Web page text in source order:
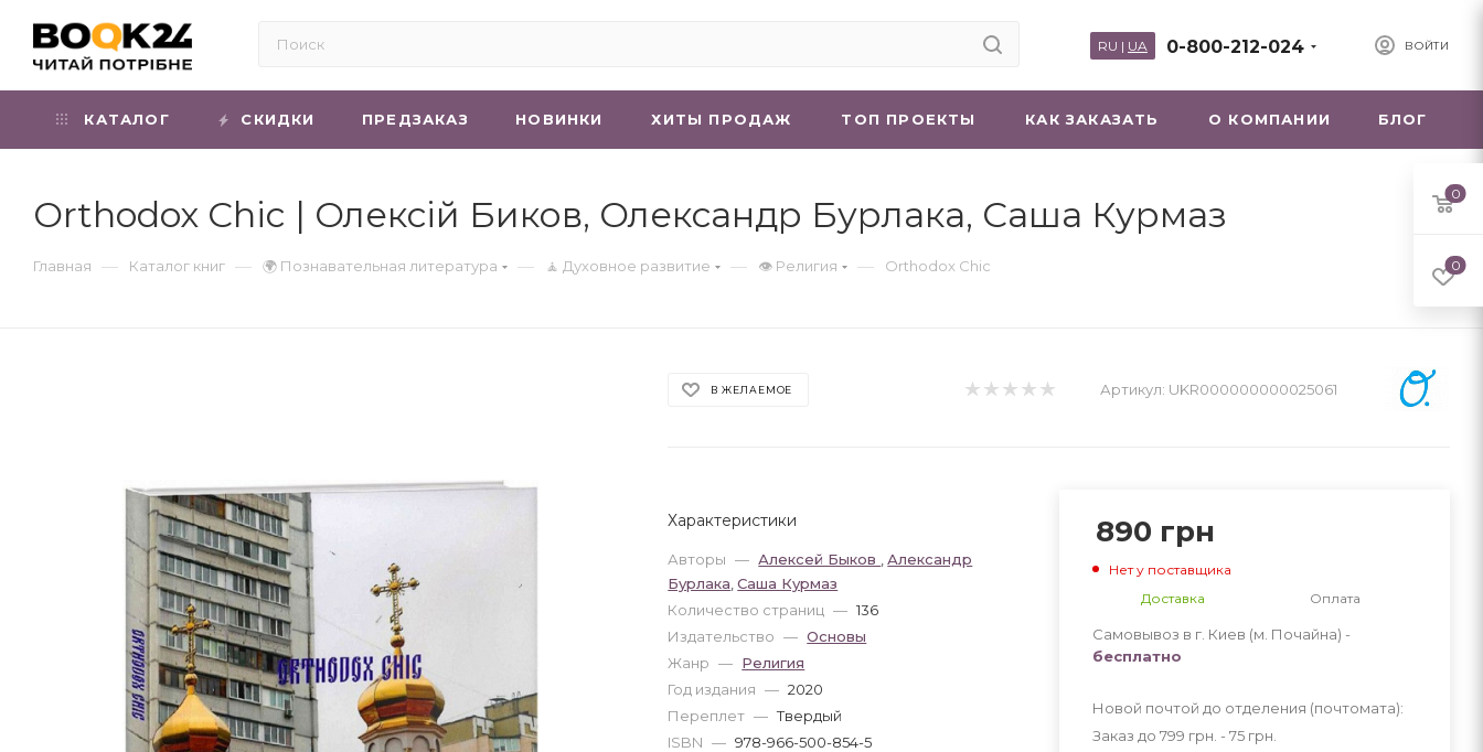
ВОЙТИ
0-800-212-024
RU | UA
КАТАЛОГ СКИДКИ ПРЕДЗАКАЗ НОВИНКИ ХИТЫ ПРОДАЖ ТОП ПРОЕКТЫ КАК ЗАКАЗАТЬ О КОМПАНИИ БЛОГ
Orthodox Chic | Олексій Биков, Олександр Бурлака, Саша Курмаз
Главная — Каталог книг — 🌍 Познавательная литература — 🧘 Духовное развитие — 👁 Религия — Orthodox Chic
В ЖЕЛАЕМОЕ Артикул: UKR000000000025061
Характеристики
Авторы — Алексей Быков ,Александр
Бурлака ,Саша Курмаз
Количество страниц — 136
Издательство — Основы
Жанр — Религия
Год издания — 2020
Переплет — Твердый
ISBN — 978-966-500-854-5
890 грн
Нет у поставщика
Доставка
Оплата
Самовывоз в г. Киев (м. Почайна) -
бесплатно
Новой почтой до отделения (почтомата):
Заказ до 799 грн. - 75 грн
0
0